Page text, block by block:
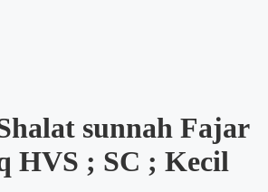
sunnah Fajar
HVS ; SC ; Kecil